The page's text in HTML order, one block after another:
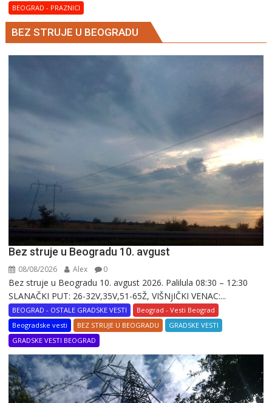
BEOGRAD - PRAZNICI
BEZ STRUJE U BEOGRADU
Bez struje u Beogradu 10. avgust
08/08/2026 Alex 0
Bez struje u Beogradu 10. avgust 2026. Palilula 08:30 – 12:30
SLANAČKI PUT: 26-32V,35V,51-65Ž, VIŠNjIČKI VENAC:...
BEOGRAD - OSTALE GRADSKE VESTI
Beograd - Vesti Beograd
Beogradske vesti
BEZ STRUJE U BEOGRADU
GRADSKE VESTI
GRADSKE VESTI BEOGRAD